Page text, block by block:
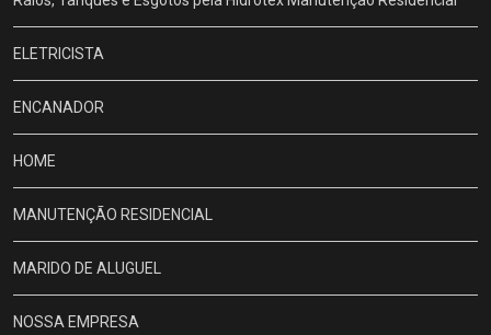
ELETRICISTA
ENCANADOR
HOME
MANUTENÇÃO RESIDENCIAL
MARIDO DE ALUGUEL
NOSSA EMPRESA